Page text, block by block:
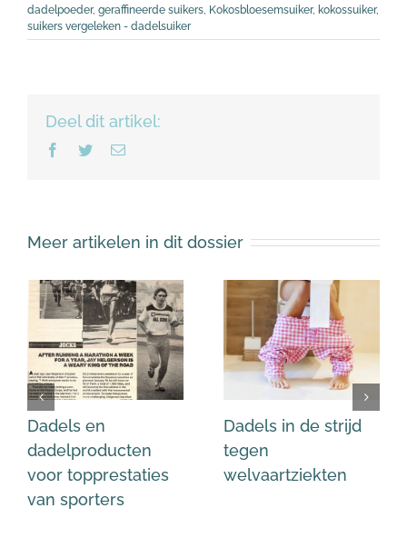
dadelpoeder, geraffineerde suikers Kokosbloesemsuiker, kokossuiker,
suikers vergeleken - dadelsuiker
Deel dit artikel:
Facebook
TwitterE-
Meer artikelen in dit dossier
Dadels en
dadelproducten
voor topprestaties
van sporters
Dadels in de strijd
tegen
welvaartziekten